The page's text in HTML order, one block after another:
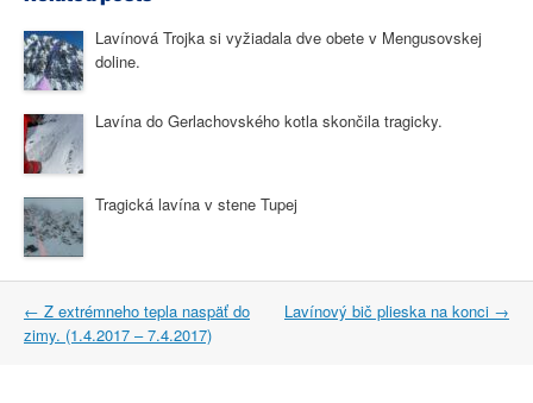
Lavínová Trojka si vyžiadala dve obete v Mengusovskej
doline.
Lavína do Gerlachovského kotla skončila tragicky.
Tragická lavína v stene Tupej
Post
navigation
← Z extrémneho tepla naspäť do
zimy. (1.4.2017 – 7.4.2017)
Lavínový bič plieska na konci →